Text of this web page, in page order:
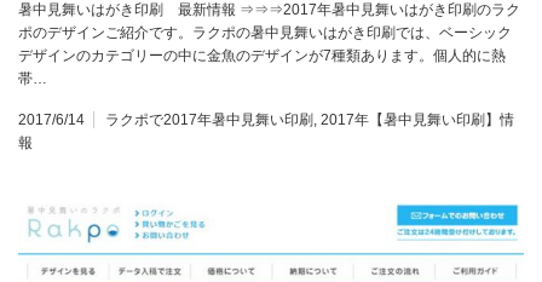
暑中見舞いはがき印刷 最新情報 ⇒⇒⇒2017年暑中見舞いはがき印刷のラク
ポのデザインご紹介です。ラクポの暑中見舞いはがき印刷では、ベーシック
デザインのカテゴリーの中に金魚のデザインが7種類あります。個人的に熱
帯…
2017/6/14 ラクポで2017年暑中見舞い印刷 , 2017年【暑中見舞い印刷】情
報